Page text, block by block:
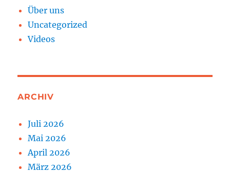
Über uns
Uncategorized
Videos
ARCHIV
Juli 2026
Mai 2026
April 2026
März 2026